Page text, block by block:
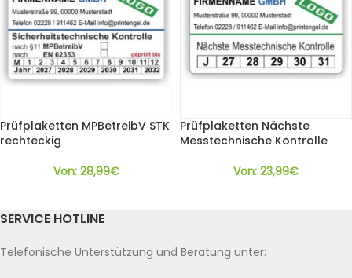
Prüfplaketten MPBetreibV STK
rechteckig
Von: 28,99€
Prüfplaketten Nächste
Messtechnische Kontrolle
Von: 23,99€
SERVICE HOTLINE
Telefonische Unterstützung und Beratung unter: